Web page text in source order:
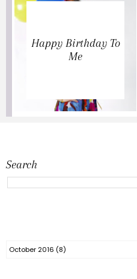
Happy Birthday To
Me
Search